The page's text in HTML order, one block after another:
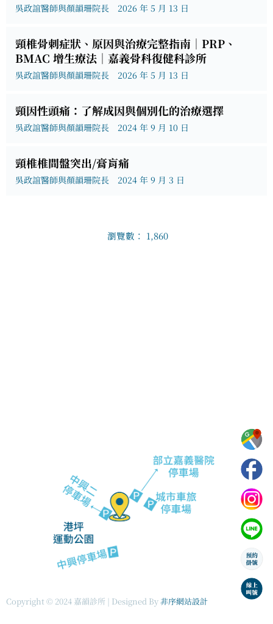
吳政誼醫師與顏韻珊院長 2026 年 5 月 13 日
頸椎骨刺症狀、原因與治療完整指南｜PRP、
BMAC 增生療法｜嘉義骨科復健科診所
吳政誼醫師與顏韻珊院長 2026 年 5 月 13 日
頸因性頭痛：了解成因與個別化的治療選擇
吳政誼醫師與顏韻珊院長 2024 年 9 月 10 日
頸椎椎間盤突出/膏肓痛
吳政誼醫師與顏韻珊院長 2024 年 9 月 3 日
瀏覽數： 1,860
o
k a
m
l
e
-
a
r
Copyright © 2024 嘉韻診所 | Designed By非序網站設計